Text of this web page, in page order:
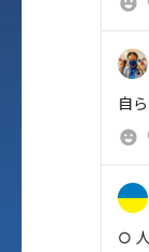
積
し
自
す！
も
自
も
○